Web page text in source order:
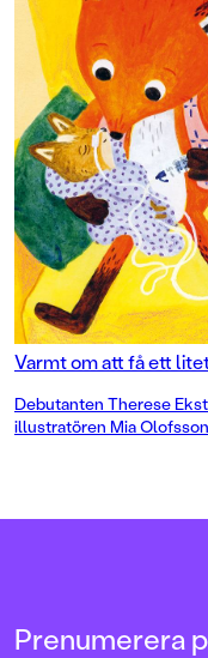
Varmt om att få ett
Debutanten Therese
illustratören Mia
om hur det känns när det
Prenumerera